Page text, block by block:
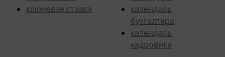
ключевая ставка
календарь
бухгалтера
календарь
кадровика